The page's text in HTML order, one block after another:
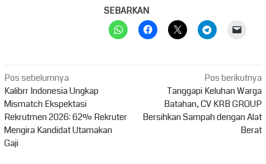
SEBARKAN
Navigasi
pos
Pos sebelumnya
Kalibrr Indonesia Ungkap
Mismatch Ekspektasi
Rekrutmen 2026: 62% Rekruter
Mengira Kandidat Utamakan
Gaji
Pos berikutnya
Tanggapi Keluhan Warga
Batahan, CV KRB GROUP
Bersihkan Sampah dengan Alat
Berat